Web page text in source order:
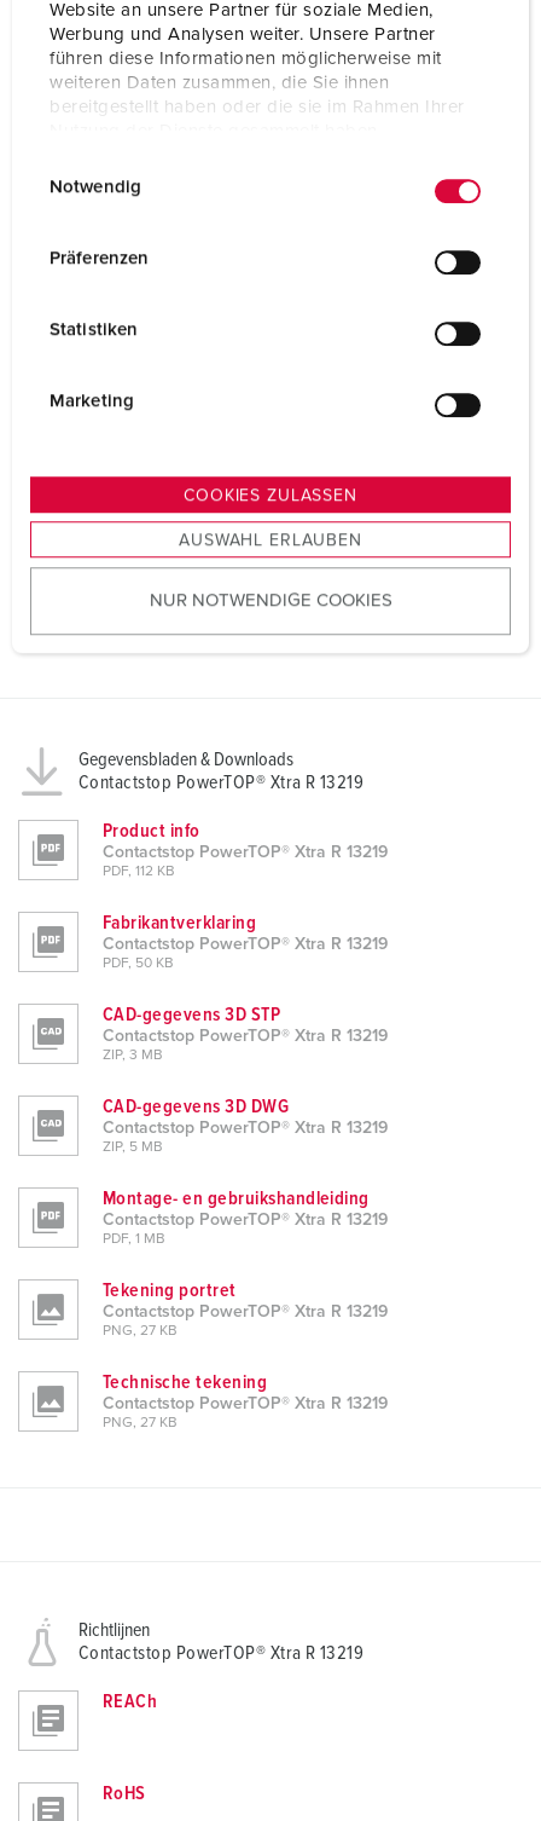
Website an unsere Partner für soziale Medien,
Werbung und Analysen weiter. Unsere Partner
führen diese Informationen möglicherweise mit
weiteren Daten zusammen, die Sie ihnen
bereitgestellt haben oder die sie im Rahmen Ihrer
s
u
w
Notwendig
Präferenzen
Statistiken
Marketing
COOKIES ZULASSEN
AUSWAHL ERLAUBEN
NUR NOTWENDIGE COOKIES
Gegevensbladen & Downloads
Contactstop PowerTOP® Xtra R 13219
Product info
Contactstop PowerTOP® Xtra R 13219
PDF, 112 KB
Fabrikantverklaring
Contactstop PowerTOP® Xtra R 13219
PDF, 50 KB
CAD-gegevens 3D STP
Contactstop PowerTOP® Xtra R 13219
ZIP, 3 MB
CAD-gegevens 3D DWG
Contactstop PowerTOP® Xtra R 13219
ZIP, 5 MB
Montage- en gebruikshandleiding
Contactstop PowerTOP® Xtra R 13219
PDF, 1 MB
Tekening portret
Contactstop PowerTOP® Xtra R 13219
PNG, 27 KB
Technische tekening
Contactstop PowerTOP® Xtra R 13219
PNG, 27 KB
Richtlijnen
Contactstop PowerTOP® Xtra R 13219
REACh
RoHS